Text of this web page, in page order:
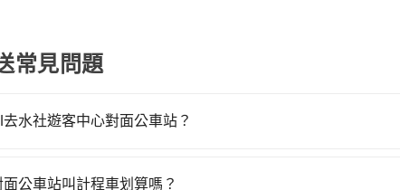
常見問題
水社遊客中心對面公車站？
應該是你最便宜選擇。註冊完iRent的app後，可以每小時
公車站叫計程車划算嗎？